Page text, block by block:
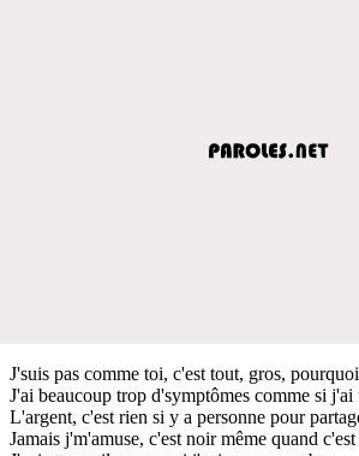
J'suis pas comme toi, c'est tout, gros,
J'ai beaucoup trop d'symptômes comme si j'ai
L'argent, c'est rien si y a personne pour
Jamais j'm'amuse, c'est noir même quand